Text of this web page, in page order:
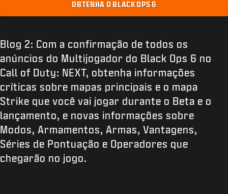
OBTENHA O BLACK OPS 6
Blog 2: Com a confirmação de todos os
anúncios do Multijogador do Black Ops 6 no
Call of Duty: NEXT, obtenha informações
críticas sobre mapas principais e o mapa
Strike que você vai jogar durante o Beta e o
lançamento, e novas informações sobre
Modos, Armamentos, Armas, Vantagens,
Séries de Pontuação e Operadores que
chegarão no jogo.